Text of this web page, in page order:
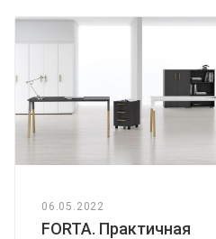
06.05.2022
FORTA. Практичная